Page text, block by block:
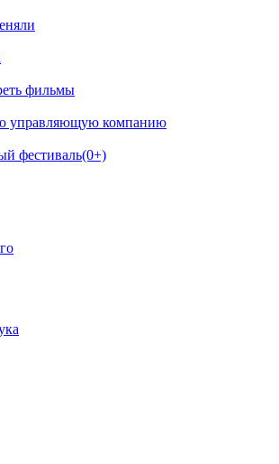
фильмы
управляющую компанию
фестиваль(0+)